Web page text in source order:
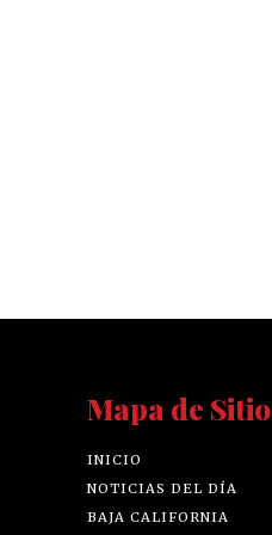
Mapa de Sitio
INICIO
NOTICIAS DEL DÍA
BAJA CALIFORNIA